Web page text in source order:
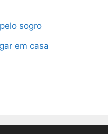
sogro
em casa